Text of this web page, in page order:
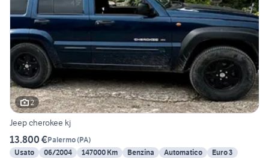
2
Jeep cherokee kj
13.800 €Palermo(PA)
Usato
06/2004 147000 Km Benzina Automatico Euro 3